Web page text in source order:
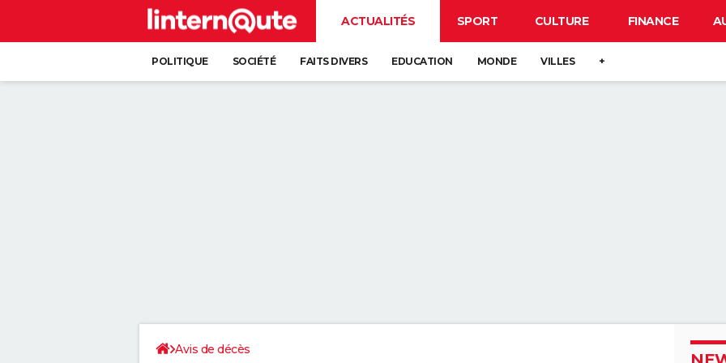
ACTUALITÉS SPORT CULTURE FINANCE
POLITIQUE SOCIÉTÉ FAITS DIVERS EDUCATION MONDE VILLES +
Avis de décès